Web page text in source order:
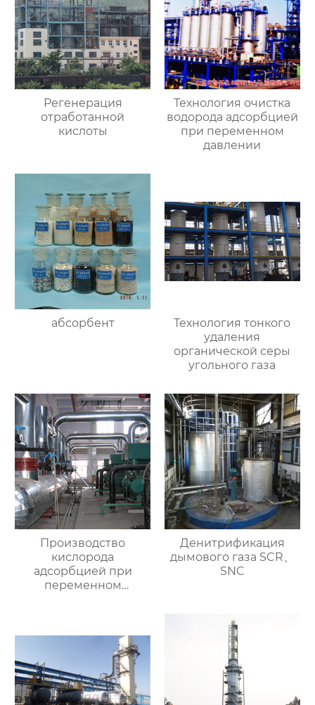
Регенерация
отработанной
кислоты
Технология очистка
водорода адсорбцией
при переменном
давлении
абсорбент
Технология тонкого
удаления
органической серы
угольного газа
Производство
кислорода
адсорбцией при
переменном
Денитрификация
дымового газа SCR、
SNC